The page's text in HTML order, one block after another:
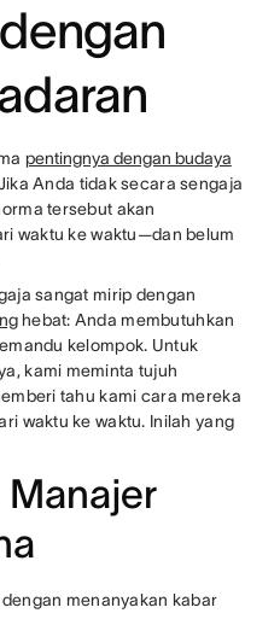
pentingnya dengan budaya
Anda tidak secara sengaja
tersebut akan
waktu ke waktu—dan belum
sangat mirip dengan
hebat: Anda membutuhkan
kelompok. Untuk
kami meminta tujuh
tahu kami cara mereka
waktu ke waktu. Inilah yang
Manajer
menanyakan kabar